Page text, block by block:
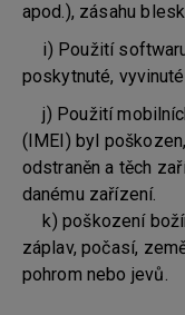
apod.), zásahu
i) Použití
poskytnuté,
j) Použití
(IMEI) byl
odstraněn a těch
danému zařízení.
k) poškození
záplav, počasí,
pohrom nebo jevů.